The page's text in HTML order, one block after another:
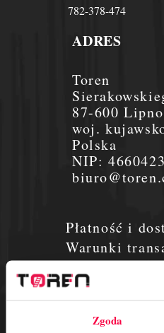
Zgoda
Płatność i
Warunki
Aktualności
O nas
Regulamin
ADRES
Toren
87-600 Lipno
woj.
Polska
NIP:
782-378-474